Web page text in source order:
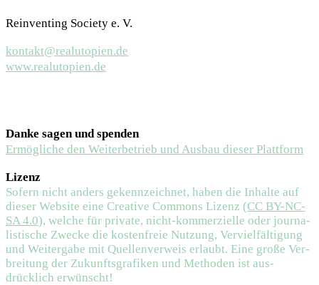
Reinventing Society e. V.
kontakt@realutopien.de
www.realutopien.de
Danke sagen und spenden
Ermögliche den Weiterbetrieb und Ausbau dieser Plattform
Lizenz
Sofern nicht anders gekenn­zeichnet, haben die Inhalte auf
dieser Website eine Creative Commons Lizenz (CC BY-NC-
SA 4.0), welche für private, nicht-kommer­zielle oder journa­­
listische Zwecke die kosten­freie Nutzung, Ver­viel­­fälti­gung
und Weiter­gabe mit Quellen­verweis erlaubt. Eine große Ver­
breitung der Zukunftsgrafiken und Methoden ist aus­
drücklich erwünscht!